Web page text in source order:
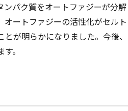
パク質をオートファジーが分
ートファジーの活性化がセル
が明らかになりました。今後
。